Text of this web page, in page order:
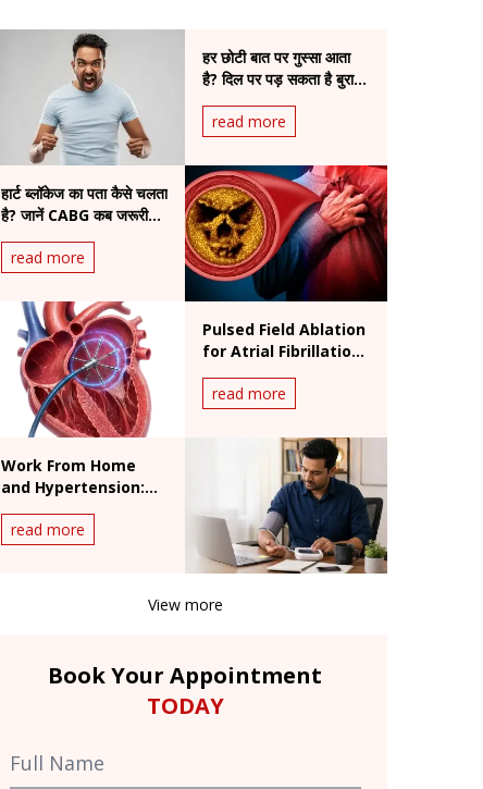
हर छोटी बात पर गुस्सा आता
है? दिल पर पड़ सकता है बुरा
असर
read more
हार्ट ब्लॉकेज का पता कैसे चलता
है? जानें CABG कब जरूरी
होती है
read more
Pulsed Field Ablation
for Atrial Fibrillation:
Benefits and
Procedure
read more
Work From Home
and Hypertension:
India's Silent Heart
Risk
read more
View more
Book Your Appointment
TODAY